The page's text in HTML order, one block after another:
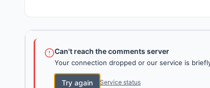
Can't reach the comments server
Your connection dropped or our service is
Try again Service status